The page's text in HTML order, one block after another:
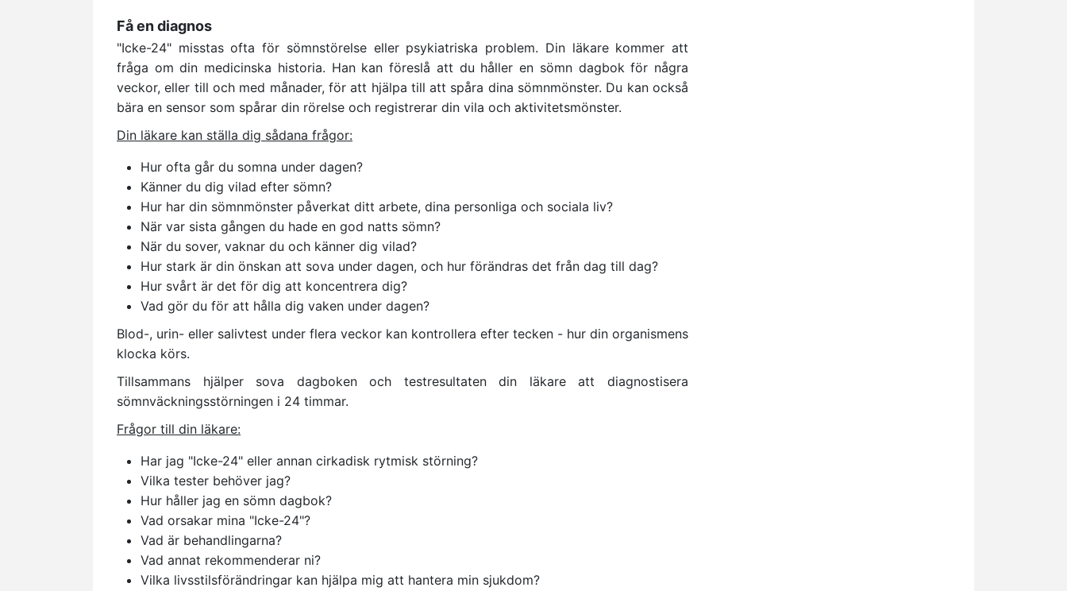
Få en diagnos
"Icke-24" misstas ofta för sömnstörelse eller psykiatriska problem. Din läkare kommer att
fråga om din medicinska historia. Han kan föreslå att du håller en sömn dagbok för några
veckor, eller till och med månader, för att hjälpa till att spåra dina sömnmönster. Du kan också
bära en sensor som spårar din rörelse och registrerar din vila och aktivitetsmönster.
Din läkare kan ställa dig sådana frågor:
Hur ofta går du somna under dagen?
Känner du dig vilad efter sömn?
Hur har din sömnmönster påverkat ditt arbete, dina personliga och sociala liv?
När var sista gången du hade en god natts sömn?
När du sover, vaknar du och känner dig vilad?
Hur stark är din önskan att sova under dagen, och hur förändras det från dag till dag?
Hur svårt är det för dig att koncentrera dig?
Vad gör du för att hålla dig vaken under dagen?
Blod-, urin- eller salivtest under flera veckor kan kontrollera efter tecken - hur din organismens
klocka körs.
Tillsammans hjälper sova dagboken och testresultaten din läkare att diagnostisera
sömnväckningsstörningen i 24 timmar.
Frågor till din läkare:
Har jag "Icke-24" eller annan cirkadisk rytmisk störning?
Vilka tester behöver jag?
Hur håller jag en sömn dagbok?
Vad orsakar mina "Icke-24"?
Vad är behandlingarna?
Vad annat rekommenderar ni?
Vilka livsstilsförändringar kan hjälpa mig att hantera min sjukdom?